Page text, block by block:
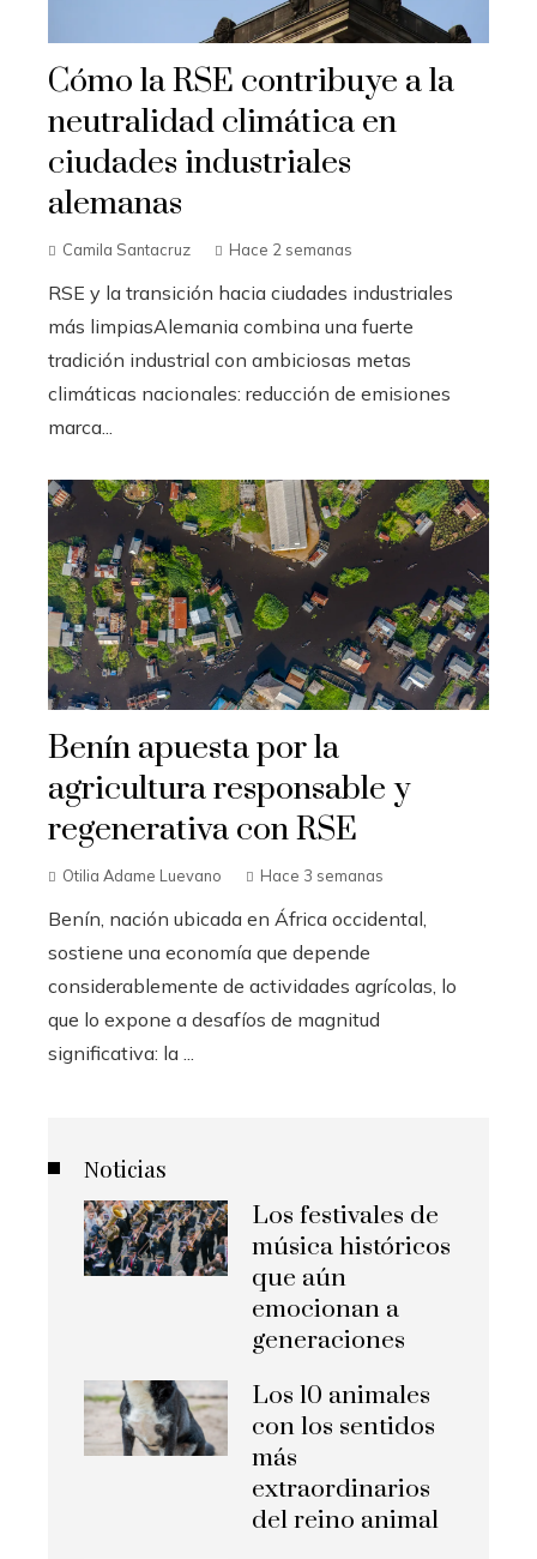
Cómo la RSE contribuye a la
neutralidad climática en
ciudades industriales
alemanas
Camila Santacruz Hace 2 semanas
RSE y la transición hacia ciudades industriales
más limpiasAlemania combina una fuerte
tradición industrial con ambiciosas metas
climáticas nacionales: reducción de emisiones
marca...
Benín apuesta por la
agricultura responsable y
regenerativa con RSE
Otilia Adame Luevano Hace 3 semanas
Benín, nación ubicada en África occidental,
sostiene una economía que depende
considerablemente de actividades agrícolas, lo
que lo expone a desafíos de magnitud
significativa: la ...
Noticias
Los festivales de
música históricos
que aún
emocionan a
generaciones
Los 10 animales
con los sentidos
más
extraordinarios
del reino animal